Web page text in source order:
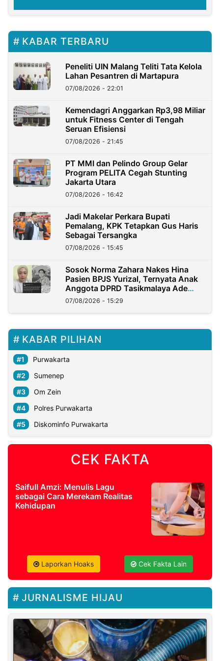
KABAR TERBARU
Peneliti UIN Malang Teliti Tata Kelola
Lahan Pesantren di Martapura
07/08/2026 - 22:01
Kemendagri Anggarkan Rp3,98 Miliar
untuk Fitness Center di Tengah
Seruan Efisiensi
07/08/2026 - 21:45
PT MMI dan Pelindo Group Gelar
Program PELITA Cegah Stunting
Jakarta Utara
07/08/2026 - 16:42
Jadi Makelar Perkara Bupati
Pemalang, KPK Tetapkan Gus Haris
Sebagai Tersangka
07/08/2026 - 15:45
Sosok Norma Zahara Nakes Hina
Pasien BPJS Yurizal, Ternyata Anak
Anggota DPRD Tasikmalaya Ade
Lukman
07/08/2026 - 15:29
KABAR PILIHAN
Purwakarta
Sumenep
Om Zein
Polres Purwakarta
Diskominfo Purwakarta
CEK FAKTA
Saifull Amzi: Menulis Lagu
sebagai Cara Merekam Realitas
Kehidupan
Laporkan Hoaks Cek Fakta Lain
JURNALISME HIJAU